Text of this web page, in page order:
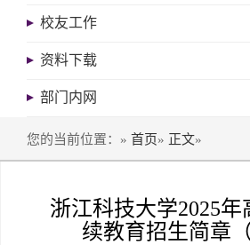
校友工作
资料下载
部门内网
您的当前位置：» 首页» 正文»
浙江科技大学2025年
续教育招生简章（